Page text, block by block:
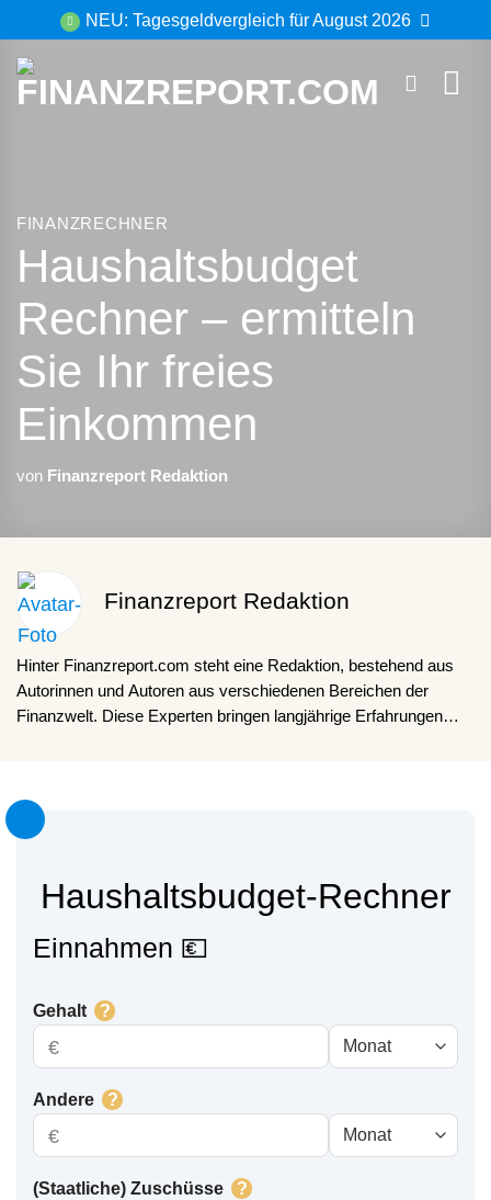
Inhalt
springen
NEU: Tagesgeldvergleich für August 2026
FINANZRECHNER
Haushaltsbudget
Rechner – ermitteln
Sie Ihr freies
Einkommen
von Finanzreport Redaktion
Finanzreport Redaktion
Hinter Finanzreport.com steht eine Redaktion, bestehend aus
Autorinnen und Autoren aus verschiedenen Bereichen der
Finanzwelt. Diese Experten bringen langjährige Erfahrungen
Haushaltsbudget-Rechner
Einnahmen 💶
Gehalt ?
€
Andere ?
€
(Staatliche) Zuschüsse ?